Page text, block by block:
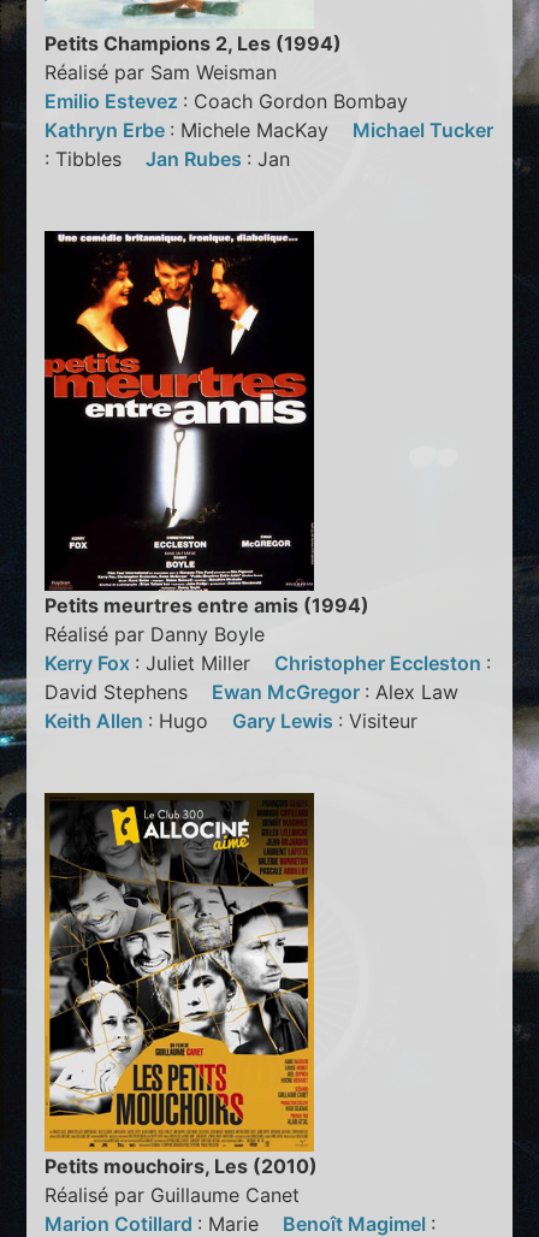
Petits Champions 2, Les (1994)
Réalisé par Sam Weisman
Emilio Estevez : Coach Gordon Bombay
Kathryn Erbe : Michele MacKay Michael Tucker
: TibblesJan Rubes : Jan
Petits meurtres entre amis (1994)
Réalisé par Danny Boyle
Kerry Fox : Juliet Miller Christopher Eccleston :
David Stephens Ewan McGregor : Alex Law
Keith Allen : Hugo Gary Lewis : Visiteur
Petits mouchoirs, Les (2010)
Réalisé par Guillaume Canet
Marion Cotillard : Marie Benoît Magimel :